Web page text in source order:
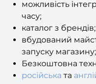
каталог з брендів;
вбудований
запуску магазину;
Безкоштовна
російська
За допомогою